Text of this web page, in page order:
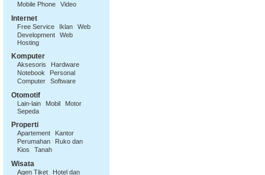
Mobile Phone
Video
Internet
Free Service Iklan
Web
Development
Web
Hosting
Komputer
Aksesoris
Hardware
Notebook
Personal
Computer
Software
Otomotif
Lain-lain Mobil
Motor
Sepeda
Properti
Apartement
Kantor
Perumahan
Ruko dan
Kios
Tanah
Wisata
Agen Tiket
Hotel dan